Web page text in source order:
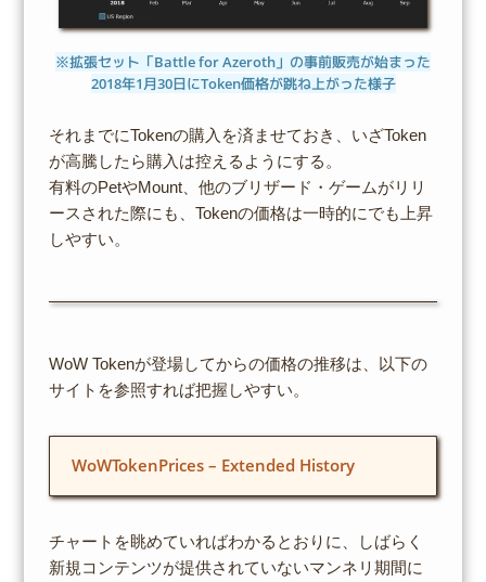
※拡張セット「Battle for Azeroth」の事前販売が始まった
2018年1月30日にToken価格が跳ね上がった様子
それまでにTokenの購入を済ませておき、いざToken
が高騰したら購入は控えるようにする。
有料のPetやMount、他のブリザード・ゲームがリリ
ースされた際にも、Tokenの価格は一時的にでも上昇
しやすい。
WoW Tokenが登場してからの価格の推移は、以下の
サイトを参照すれば把握しやすい。
WoWTokenPrices – Extended History
チャートを眺めていればわかるとおりに、しばらく
新規コンテンツが提供されていないマンネリ期間に